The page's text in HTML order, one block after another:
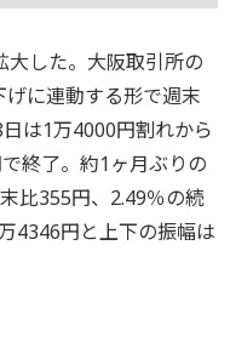
大した。大阪取引所の
げに連動する形で週末
は1万4000円割れから
終了。約1ヶ月ぶりの
比355円、2.49％の続
4346円と上下の振幅は